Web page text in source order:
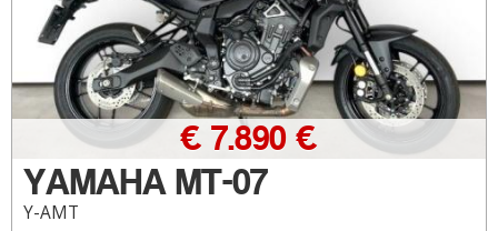
YAMAHA MT-07
Y-AMT
€ 7.890 €